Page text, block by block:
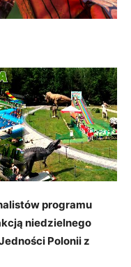
programu
niedzielnego
Polonii z